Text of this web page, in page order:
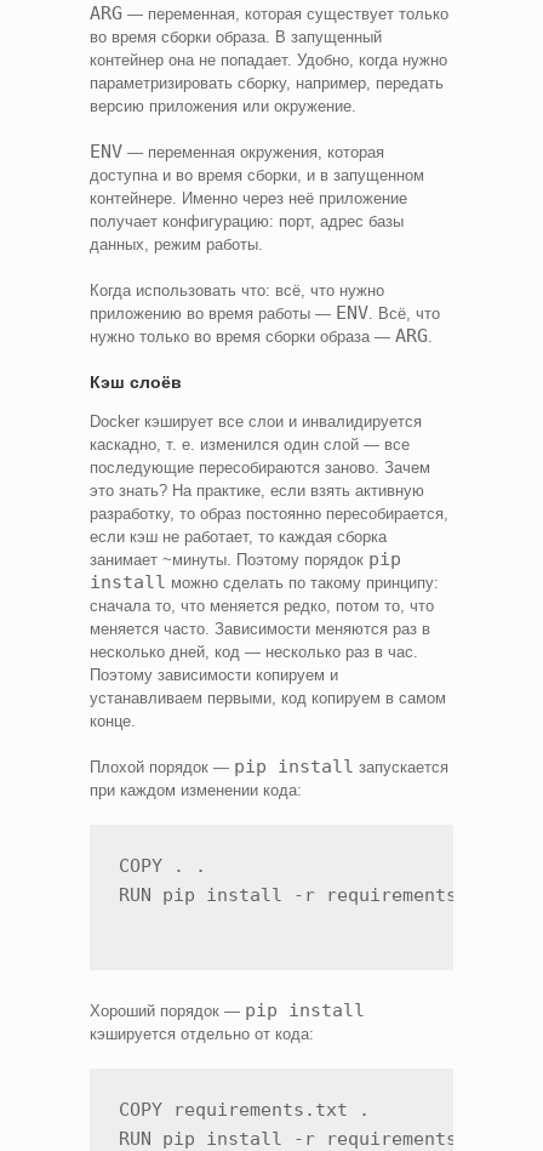
ARG — переменная, которая существует только
во время сборки образа. В запущенный
контейнер она не попадает. Удобно, когда нужно
параметризировать сборку, например, передать
версию приложения или окружение.
ENV — переменная окружения, которая
доступна и во время сборки, и в запущенном
контейнере. Именно через неё приложение
получает конфигурацию: порт, адрес базы
данных, режим работы.
Когда использовать что: всё, что нужно
приложению во время работы — ENV . Всё, что
нужно только во время сборки образа — ARG
Кэш слоёв
Docker кэширует все слои и инвалидируется
каскадно, т. е. изменился один слой — все
последующие пересобираются заново. Зачем
это знать? На практике, если взять активную
разработку, то образ постоянно пересобирается,
если кэш не работает, то каждая сборка
занимает ~минуты. Поэтому порядок pip
install можно сделать по такому принципу:
сначала то, что меняется редко, потом то, что
меняется часто. Зависимости меняются раз в
несколько дней, код — несколько раз в час.
Поэтому зависимости копируем и
устанавливаем первыми, код копируем в самом
конце.
Плохой порядок — pip install запускается
при каждом изменении кода:
COPY . .
Хороший порядок — pip install
кэшируется отдельно от кода:
COPY requirements.txt .
RUN pip install -r requirements.txt